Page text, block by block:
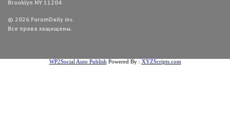
Brooklyn NY 11204
© 2026 ForumDaily inc.
Все права защищены.
WP2Social Auto Publish Powered By : XYZScripts.com